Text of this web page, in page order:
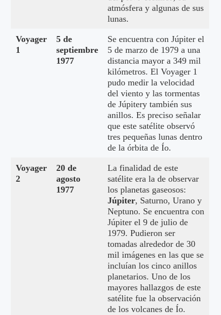
atmósfera y algunas de sus
lunas.
Voyager
1
5 de
septiembre
1977
Se encuentra con Júpiter el
5 de marzo de 1979 a una
distancia mayor a 349 mil
kilómetros. El Voyager 1
pudo medir la velocidad
del viento y las tormentas
de Júpitery también sus
anillos. Es preciso señalar
que este satélite observó
tres pequeñas lunas dentro
de la órbita de Ío.
Voyager
2
20 de
agosto
1977
La finalidad de este
satélite era la de observar
los planetas gaseosos:
Júpiter, Saturno, Urano y
Neptuno. Se encuentra con
Júpiter el 9 de julio de
1979. Pudieron ser
tomadas alrededor de 30
mil imágenes en las que se
incluían los cinco anillos
planetarios. Uno de los
mayores hallazgos de este
satélite fue la observación
de los volcanes de Ío.